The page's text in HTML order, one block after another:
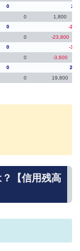
0
0 1,800
0
-
0 -23,800
0
-
0 -3,600
0
0 19,800
【信用残高